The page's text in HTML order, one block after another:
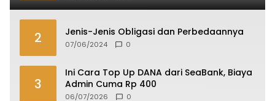
2 Jenis-Jenis Obligasi dan Perbedaannya
07/06/2024 0
3
Ini Cara Top Up DANA dari SeaBank, Biaya
Admin Cuma Rp 400
06/07/2026 0